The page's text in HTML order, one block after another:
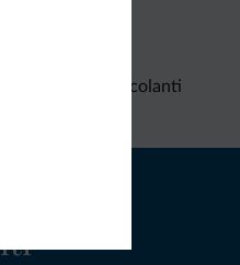
Richieste non vincolanti